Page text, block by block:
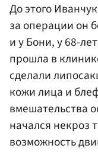
До этого
за операции он
и у Бони, у 68-
прошла в
сделали
кожи лица и
вмешательства
начался некроз
возможность